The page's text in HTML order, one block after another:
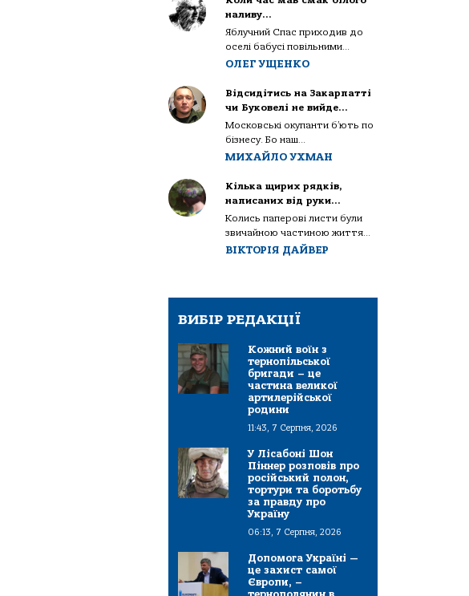
наливу…
Яблучний Спас приходив до
оселі бабусі повільними...
ОЛЕГ УЩЕНКО
Відсидітись на Закарпатті
чи Буковелі не вийде…
Московські окупанти б’ють по
бізнесу. Бо наш...
МИХАЙЛО УХМАН
Кілька щирих рядків,
написаних від руки…
Колись паперові листи були
звичайною частиною життя...
ВІКТОРІЯ ДАЙВЕР
ВИБІР РЕДАКЦІЇ
Кожний воїн з
тернопільської
бригади – це
частина великої
артилерійської
родини
11:43, 7 Серпня, 2026
У Лісабоні Шон
Піннер розповів про
російський полон,
тортури та боротьбу
за правду про
Україну
06:13, 7 Серпня, 2026
Допомога Україні —
це захист самої
Європи, –